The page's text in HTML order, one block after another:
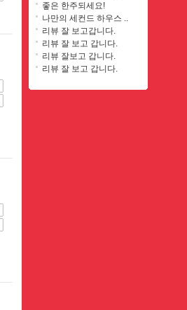
좋은 한주되세요!
나만의 세컨드 하우스 ..
리뷰 잘 보고갑니다.
리뷰 잘 보고 갑니다.
리뷰 잘보고 갑니다.
리뷰 잘 보고 갑니다.